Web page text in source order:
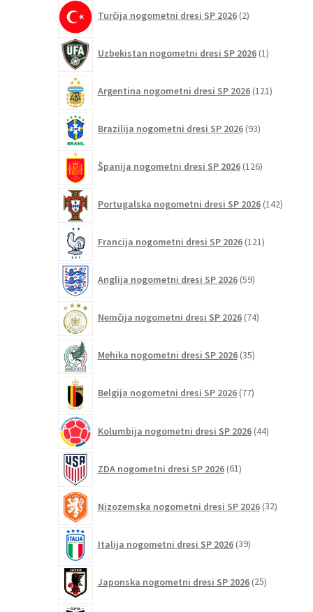
Turčija nogometni dresi SP 2026 2izdelka
Uzbekistan nogometni dresi SP 2026 1izdelek
Argentina nogometni dresi SP 2026 121izdelkov
Brazilija nogometni dresi SP 2026 93izdelkov
Španija nogometni dresi SP 2026 126izdelkov
Portugalska nogometni dresi SP 2026 142
Francija nogometni dresi SP 2026 121izdelkov
Anglija nogometni dresi SP 2026 59izdelkov
Nemčija nogometni dresi SP 2026 74izdelkov
Mehika nogometni dresi SP 2026 35izdelkov
Belgija nogometni dresi SP 2026 77izdelkov
Kolumbija nogometni dresi SP 2026 44izdelkov
ZDA nogometni dresi SP 2026 61izdelkov
Nizozemska nogometni dresi SP 2026 32izdelkov
Italija nogometni dresi SP 2026 39izdelkov
Japonska nogometni dresi SP 2026 25izdelkov